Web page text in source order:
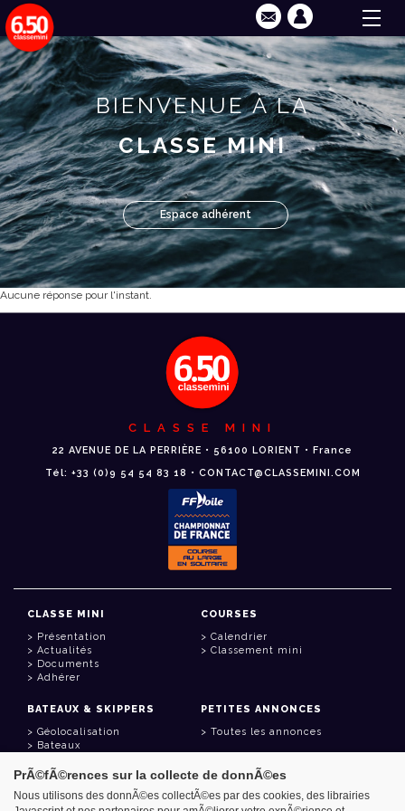
BIENVENUE À LA
CLASSE MINI
Espace adhérent
Aucune réponse pour l'instant.
CLASSE MINI
22 AVENUE DE LA PERRIÈRE • 56100 LORIENT • France
Tél: +33 (0)9 54 54 83 18 • CONTACT@CLASSEMINI.COM
CLASSE MINI
Présentation
Actualités
Documents
Adhérer
COURSES
Calendrier
Classement mini
BATEAUX & SKIPPERS
Géolocalisation
Bateaux
PETITES ANNONCES
Toutes les annonces
LIENS UTILES
PrÃ©fÃ©rences sur la collecte de donnÃ©es
Nous utilisons des donnÃ©es collectÃ©es par des cookies, des librairies